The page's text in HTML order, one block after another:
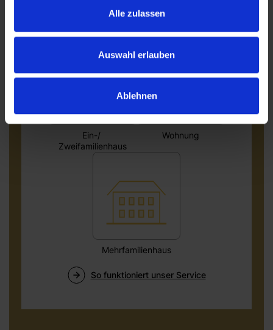
Alle zulassen
Auswahl erlauben
Ablehnen